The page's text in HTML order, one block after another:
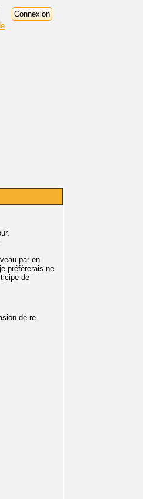
par en
préfèrerais ne
de
de re-